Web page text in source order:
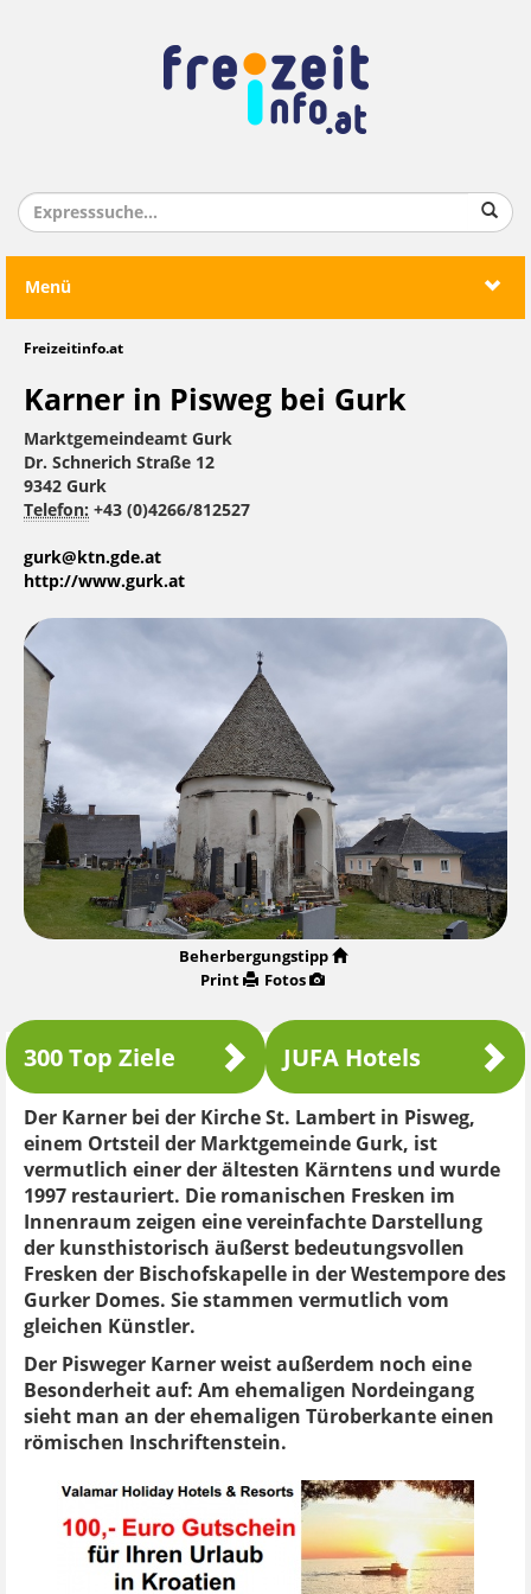
Menü
Freizeitinfo.at
Karner in Pisweg bei Gurk
Marktgemeindeamt Gurk
Dr. Schnerich Straße 12
9342 Gurk
Telefon: +43 (0)4266/812527
gurk@ktn.gde.at
http://www.gurk.at
Beherbergungstipp
Print
Fotos
300 Top Ziele JUFA Hotels
Der Karner bei der Kirche St. Lambert in Pisweg,
einem Ortsteil der Marktgemeinde Gurk, ist
vermutlich einer der ältesten Kärntens und wurde
1997 restauriert. Die romanischen Fresken im
Innenraum zeigen eine vereinfachte Darstellung
der kunsthistorisch äußerst bedeutungsvollen
Fresken der Bischofskapelle in der Westempore des
Gurker Domes. Sie stammen vermutlich vom
gleichen Künstler.
Der Pisweger Karner weist außerdem noch eine
Besonderheit auf: Am ehemaligen Nordeingang
sieht man an der ehemaligen Türoberkante einen
römischen Inschriftenstein.